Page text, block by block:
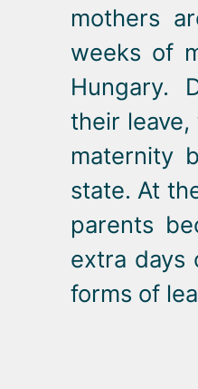
mothers
weeks of
Hungary.
their
maternity
state. At
parents
extra days
forms of